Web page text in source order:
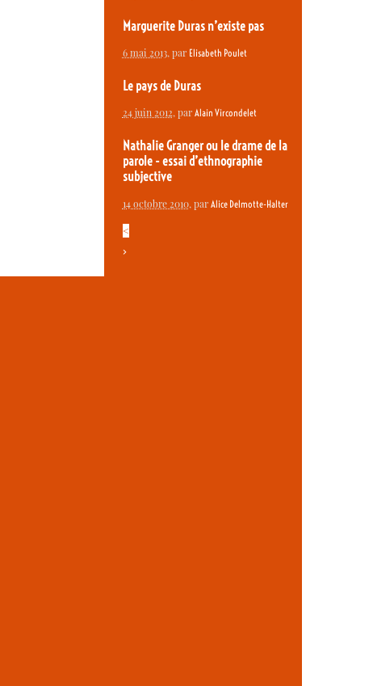
Marguerite Duras n’existe pas
6 mai 2013, par Elisabeth Poulet
Le pays de Duras
24 juin 2012, par Alain Vircondelet
Nathalie Granger ou le drame de la
parole - essai d’ethnographie
subjective
14 octobre 2010, par Alice Delmotte-Halter
<
>